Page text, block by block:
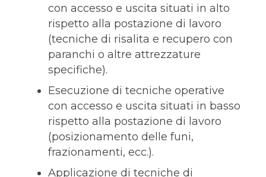
con accesso e uscita situati in alto
rispetto alla postazione di lavoro
(tecniche di risalita e recupero con
paranchi o altre attrezzature
specifiche).
Esecuzione di tecniche operative
con accesso e uscita situati in basso
rispetto alla postazione di lavoro
(posizionamento delle funi,
frazionamenti, ecc.).
Applicazione di tecniche di